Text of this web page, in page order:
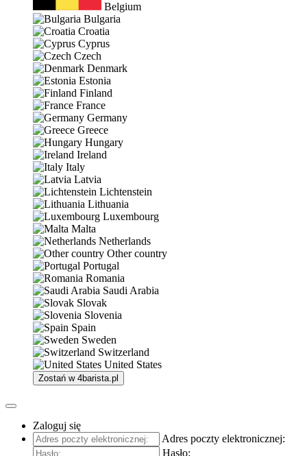
Belgium
Bulgaria
Croatia
Cyprus
Czech
Denmark
Estonia
Finland
France
Germany
Greece
Hungary
Ireland
Italy
Latvia
Lichtenstein
Lithuania
Luxembourg
Malta
Netherlands
Other country
Portugal
Romania
Saudi Arabia
Slovak
Slovenia
Spain
Sweden
Switzerland
United States
Zostań w 4barista.pl
Zaloguj się
Adres poczty elektronicznej:
Hasło: